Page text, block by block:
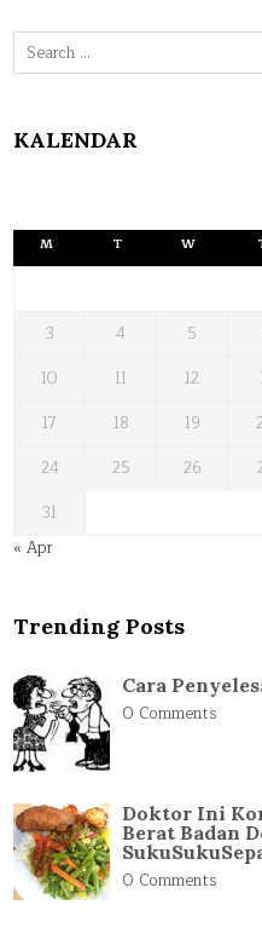
Search
for:
KALENDAR
M T W
3
4 5
10
11 12
17
18 19
24
25 26
31
« Apr
Trending Posts
Cara
0 Comments
Doktor Ini
Berat Badan
0 Comments